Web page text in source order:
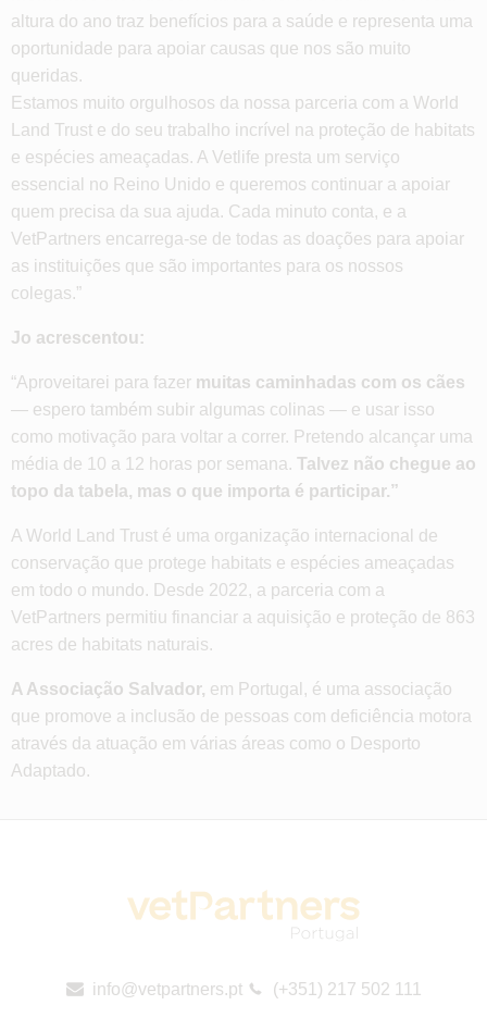
altura do ano traz benefícios para a saúde e representa uma
oportunidade para apoiar causas que nos são muito
queridas.
Estamos muito orgulhosos da nossa parceria com a World
Land Trust e do seu trabalho incrível na proteção de habitats
e espécies ameaçadas. A Vetlife presta um serviço
essencial no Reino Unido e queremos continuar a apoiar
quem precisa da sua ajuda. Cada minuto conta, e a
VetPartners encarrega-se de todas as doações para apoiar
as instituições que são importantes para os nossos
colegas.”
Jo acrescentou:
“Aproveitarei para fazer muitas caminhadas com os cães
— espero também subir algumas colinas — e usar isso
como motivação para voltar a correr. Pretendo alcançar uma
média de 10 a 12 horas por semana. Talvez não chegue ao
topo da tabela, mas o que importa é participar.”
A World Land Trust é uma organização internacional de
conservação que protege habitats e espécies ameaçadas
em todo o mundo. Desde 2022, a parceria com a
VetPartners permitiu financiar a aquisição e proteção de 863
acres de habitats naturais.
A Associação Salvador, em Portugal, é uma associação
que promove a inclusão de pessoas com deficiência motora
através da atuação em várias áreas como o Desporto
Adaptado.
info@vetpartners.pt (+351) 217 502 111